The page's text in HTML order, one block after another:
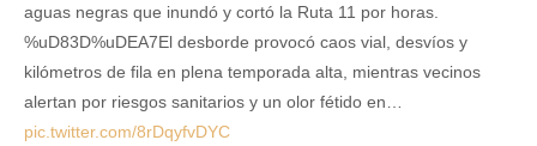
aguas negras que inundó y cortó la Ruta 11 por horas.
%uD83D%uDEA7El desborde provocó caos vial, desvíos y
kilómetros de fila en plena temporada alta, mientras vecinos
alertan por riesgos sanitarios y un olor fétido en…
pic.twitter.com/8rDqyfvDYC